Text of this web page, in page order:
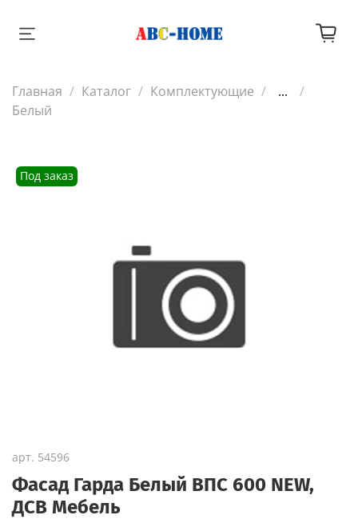
Главная Каталог Комплектующие
...
Белый
Под заказ
арт. 54596
Фасад Гарда Белый ВПС 600 NEW,
ДСВ Мебель